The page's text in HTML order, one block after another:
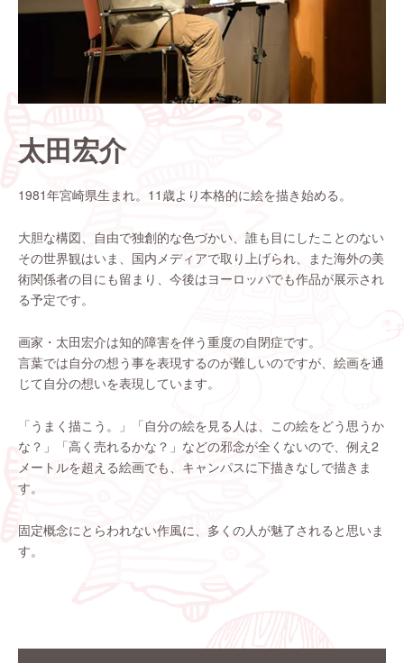
太田宏介
1981年宮崎県生まれ。11歳より本格的に絵を描き始める。
大胆な構図、自由で独創的な色づかい、誰も目にしたことのない
その世界観はいま、国内メディアで取り上げられ、また海外の美
術関係者の目にも留まり、今後はヨーロッパでも作品が展示され
る予定です。
画家・太田宏介は知的障害を伴う重度の自閉症です。
言葉では自分の想う事を表現するのが難しいのですが、絵画を通
じて自分の想いを表現しています。
「うまく描こう。」「自分の絵を見る人は、この絵をどう思うか
な？」「高く売れるかな？」などの邪念が全くないので、例え2
メートルを超える絵画でも、キャンパスに下描きなしで描きま
す。
固定概念にとらわれない作風に、多くの人が魅了されると思いま
す。